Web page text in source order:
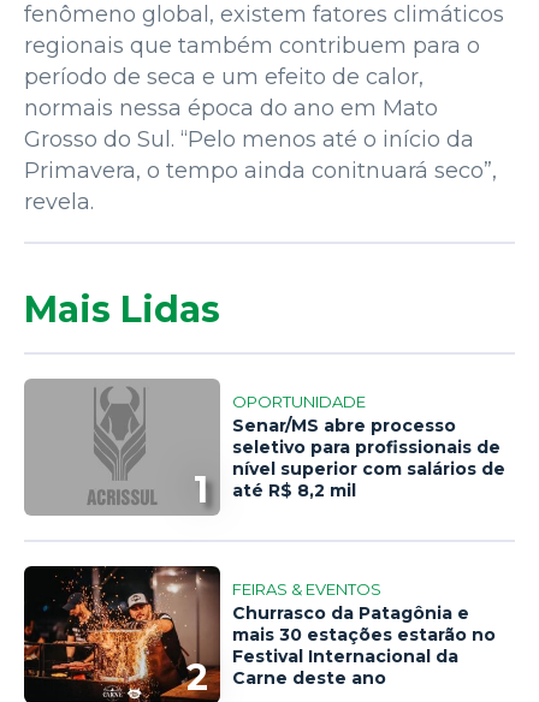
fenômeno global, existem fatores climáticos
regionais que também contribuem para o
período de seca e um efeito de calor,
normais nessa época do ano em Mato
Grosso do Sul. “Pelo menos até o início da
Primavera, o tempo ainda conitnuará seco”,
revela.
Mais Lidas
1
OPORTUNIDADE
Senar/MS abre processo
seletivo para profissionais de
nível superior com salários de
até R$ 8,2 mil
2
FEIRAS & EVENTOS
Churrasco da Patagônia e
mais 30 estações estarão no
Festival Internacional da
Carne deste ano